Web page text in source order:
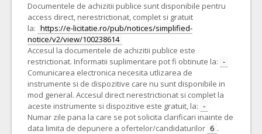
Documentele de achizitii publice sunt disponibile pentru
access direct, nerestrictionat, complet si gratuit
la: https://e-licitatie.ro/pub/notices/simplified-
notice/v2/view/100238614
Accesul la documentele de achizitii publice este
restrictionat. Informatii suplimentare pot fi obtinute la: -
Comunicarea electronica necesita utlizarea de
instrumente si de dispozitive care nu sunt disponibile in
mod general. Accesul direct nerestrictionat si complet la
aceste instrumente si dispozitive este gratuit, la: -
Numar zile pana la care se pot solicita clarificari inainte de
data limita de depunere a ofertelor/candidaturilor 6 .